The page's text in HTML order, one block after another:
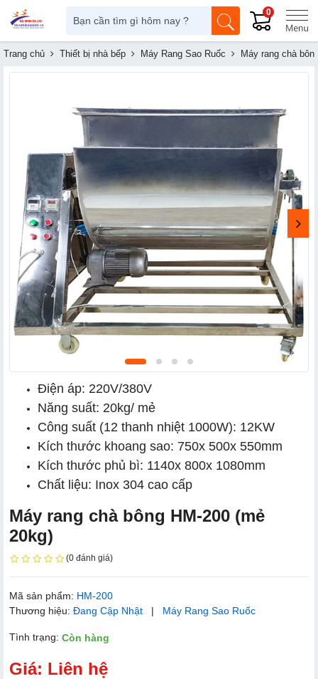
0
Trang chủ Thiết bị nhà bếp Máy Rang Sao Ruốc Máy rang chà
Điện áp: 220V/380V
Năng suất: 20kg/ mẻ
Công suất (12 thanh nhiệt 1000W): 12KW
Kích thước khoang sao: 750x 500x 550mm
Kích thước phủ bì: 1140x 800x 1080mm
Chất liệu: Inox 304 cao cấp
Máy rang chà bông HM-200 (mẻ
20kg)
(0 đánh giá)
Mã sản phẩm: HM-200
Thương hiệu: Đang Cập Nhật | Máy Rang Sao Ruốc
Tình trạng: Còn hàng
Giá: Liên hệ